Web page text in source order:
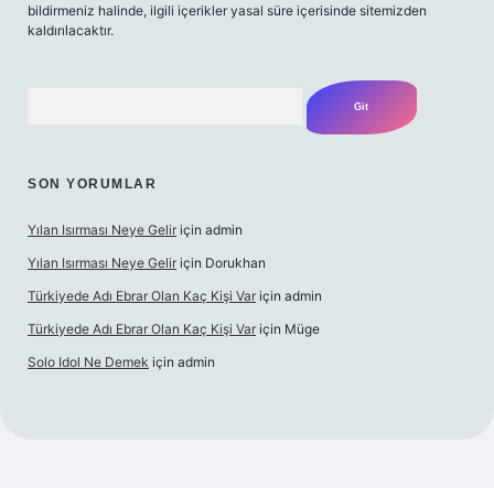
bildirmeniz halinde, ilgili içerikler yasal süre içerisinde sitemizden
kaldırılacaktır.
SON YORUMLAR
Yılan Isırması Neye Gelir için admin
Yılan Isırması Neye Gelir için Dorukhan
Türkiyede Adı Ebrar Olan Kaç Kişi Var için admin
Türkiyede Adı Ebrar Olan Kaç Kişi Var için Müge
Solo Idol Ne Demek için admin